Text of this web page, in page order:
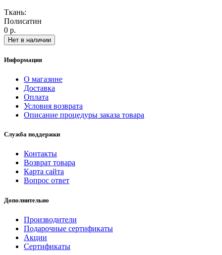
Ткань:
Полисатин
0 р.
Нет в наличии
Информация
О магазине
Доставка
Оплата
Условия возврата
Описание процедуры заказа товара
Служба поддержки
Контакты
Возврат товара
Карта сайта
Вопрос ответ
Дополнительно
Производители
Подарочные сертификаты
Акции
Сертификаты